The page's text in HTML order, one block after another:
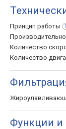
Принцип работы
Количество
Количество
Функции и